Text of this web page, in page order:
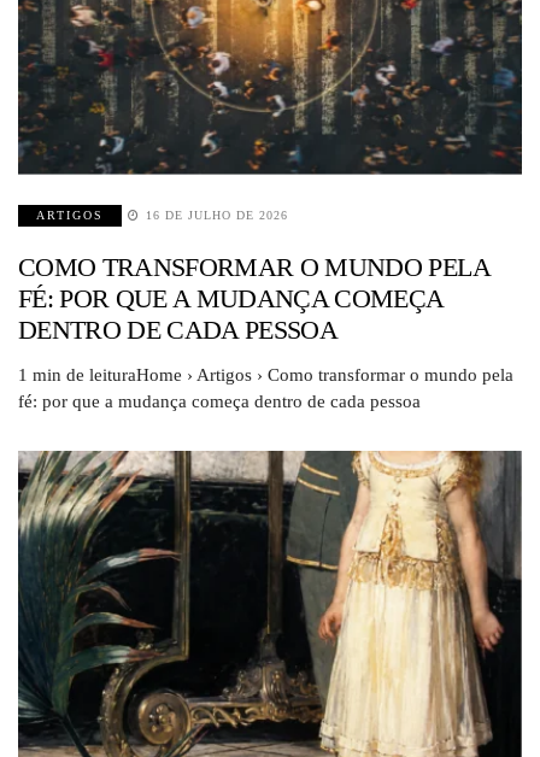
ARTIGOS 16 DE JULHO DE 2026
COMO TRANSFORMAR O MUNDO PELA
FÉ: POR QUE A MUDANÇA COMEÇA
DENTRO DE CADA PESSOA
1 min de leituraHome › Artigos › Como transformar o mundo pela
fé: por que a mudança começa dentro de cada pessoa